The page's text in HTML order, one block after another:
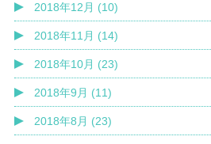
2018年12月 (10)
2018年11月 (14)
2018年10月 (23)
2018年9月 (11)
2018年8月 (23)